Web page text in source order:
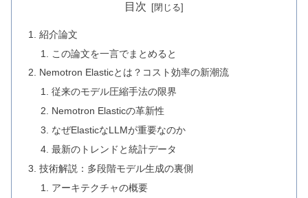
目次
紹介論文
この論文を一言でまとめると
Nemotron Elasticとは？コスト効率の新潮流
従来のモデル圧縮手法の限界
Nemotron Elasticの革新性
なぜElasticなLLMが重要なのか
最新のトレンドと統計データ
技術解説：多段階モデル生成の裏側
アーキテクチャの概要